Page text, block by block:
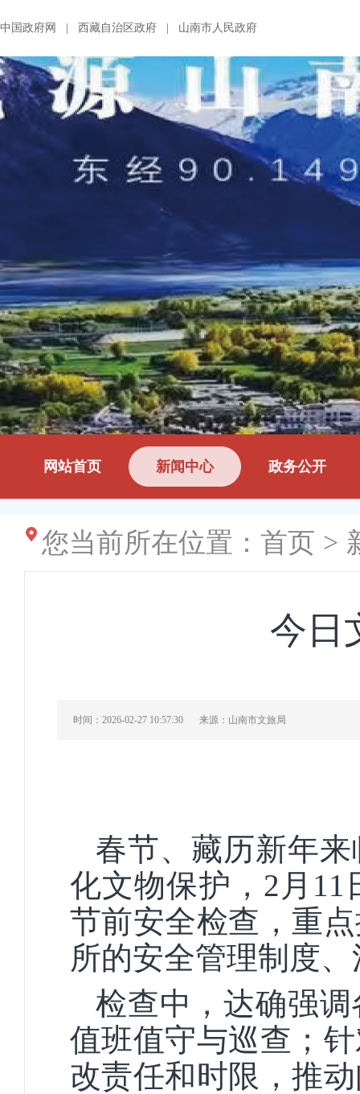
中国政府网 西藏自治区政府 山南市人民政府
网站首页 新闻中心 政务公开
您当前所在位置： 首页 >
今日
时间：2026-02-27 10:57:30 来源：山南市文旅局
春节、藏历新年
化文物保护，2月
节前安全检查，重
所的安全管理制度
检查中，达确强
值班值守与巡查；
改责任和时限，推